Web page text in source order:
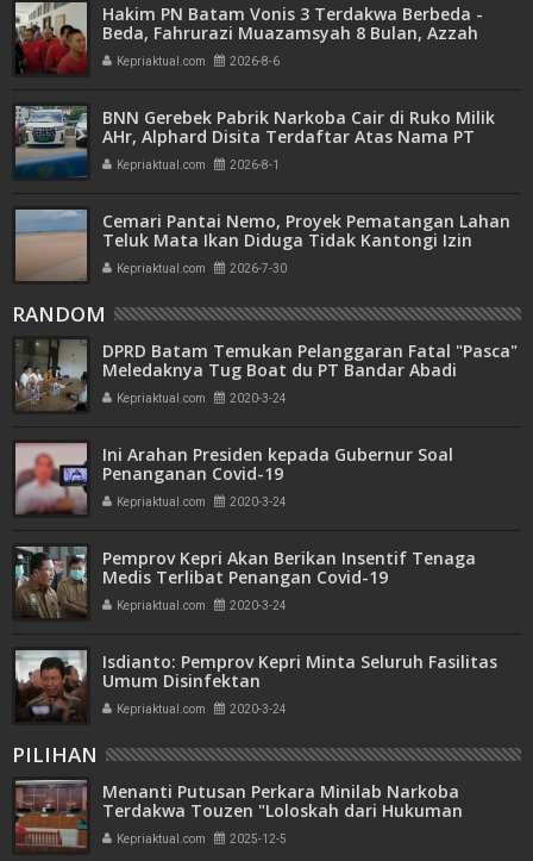
Hakim PN Batam Vonis 3 Terdakwa Berbeda -
Beda, Fahrurazi Muazamsyah 8 Bulan, Azzah
Azzurah dan Risma Divonis 2 Tahun 6 Bulan
Kepriaktual.com 2026-8-6
BNN Gerebek Pabrik Narkoba Cair di Ruko Milik
AHr, Alphard Disita Terdaftar Atas Nama PT
Mitra Usaha Properti
Kepriaktual.com 2026-8-1
Cemari Pantai Nemo, Proyek Pematangan Lahan
Teluk Mata Ikan Diduga Tidak Kantongi Izin
Amdal
Kepriaktual.com 2026-7-30
RANDOM
DPRD Batam Temukan Pelanggaran Fatal "Pasca"
Meledaknya Tug Boat du PT Bandar Abadi
Kepriaktual.com 2020-3-24
Ini Arahan Presiden kepada Gubernur Soal
Penanganan Covid-19
Kepriaktual.com 2020-3-24
Pemprov Kepri Akan Berikan Insentif Tenaga
Medis Terlibat Penangan Covid-19
Kepriaktual.com 2020-3-24
Isdianto: Pemprov Kepri Minta Seluruh Fasilitas
Umum Disinfektan
Kepriaktual.com 2020-3-24
PILIHAN
Menanti Putusan Perkara Minilab Narkoba
Terdakwa Touzen "Loloskah dari Hukuman
Seumur Hidup atau Mati"
Kepriaktual.com 2025-12-5